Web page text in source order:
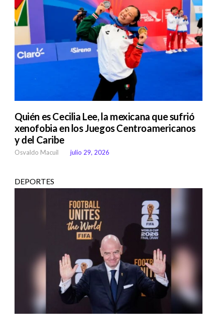
Quién es Cecilia Lee, la mexicana que sufrió
xenofobia en los Juegos Centroamericanos
y del Caribe
Osvaldo Macuil julio 29, 2026
DEPORTES